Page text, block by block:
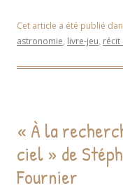
Cet article a été publié
astronomie, livre-jeu, récit
« À la
ciel » de
Fournier